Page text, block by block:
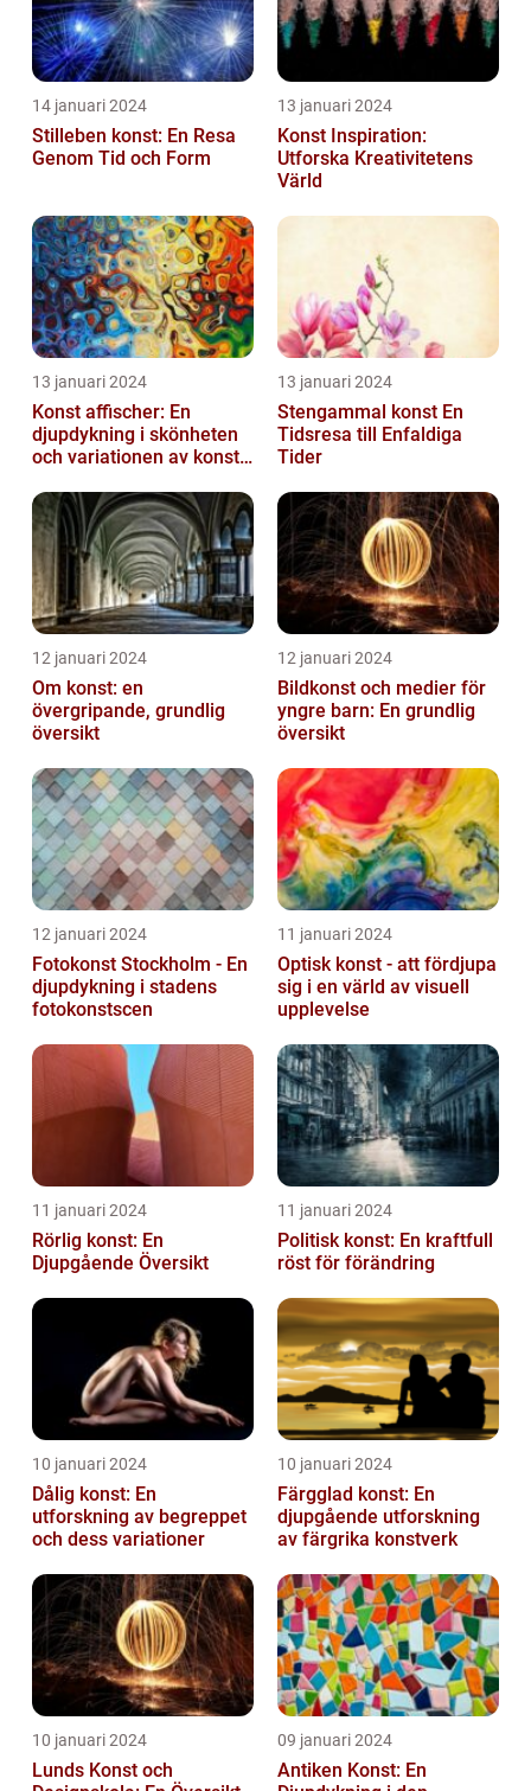
14 januari 2024
Stilleben konst: En Resa
Genom Tid och Form
13 januari 2024
Konst Inspiration:
Utforska Kreativitetens
Värld
13 januari 2024
Konst affischer: En
djupdykning i skönheten
och variationen av konst
13 januari 2024
Stengammal konst En
Tidsresa till Enfaldiga
Tider
12 januari 2024
Om konst: en
övergripande, grundlig
översikt
12 januari 2024
Bildkonst och medier för
yngre barn: En grundlig
översikt
12 januari 2024
Fotokonst Stockholm - En
djupdykning i stadens
fotokonstscen
11 januari 2024
Optisk konst - att fördjupa
sig i en värld av visuell
upplevelse
11 januari 2024
Rörlig konst: En
Djupgående Översikt
11 januari 2024
Politisk konst: En kraftfull
röst för förändring
10 januari 2024
Dålig konst: En
utforskning av begreppet
och dess variationer
10 januari 2024
Färgglad konst: En
djupgående utforskning
av färgrika konstverk
10 januari 2024
Lunds Konst och
09 januari 2024
Antiken Konst: En